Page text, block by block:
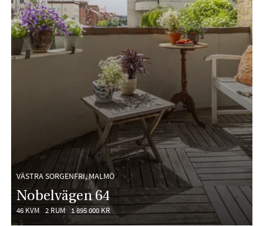
VÄSTRA SORGENFRI, MALMÖ
Nobelvägen 64
46 KVM 2 RUM 1 895 000 KR